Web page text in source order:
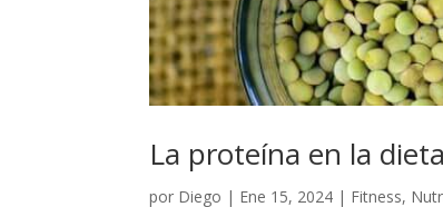
La proteína en la
por Diego | Ene 15, 2024 | Fitness,